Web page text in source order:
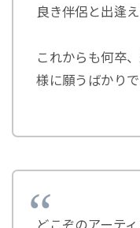
良き伴侶と出逢
これからも何卒
様に願うばかり
どこぞのアーテ